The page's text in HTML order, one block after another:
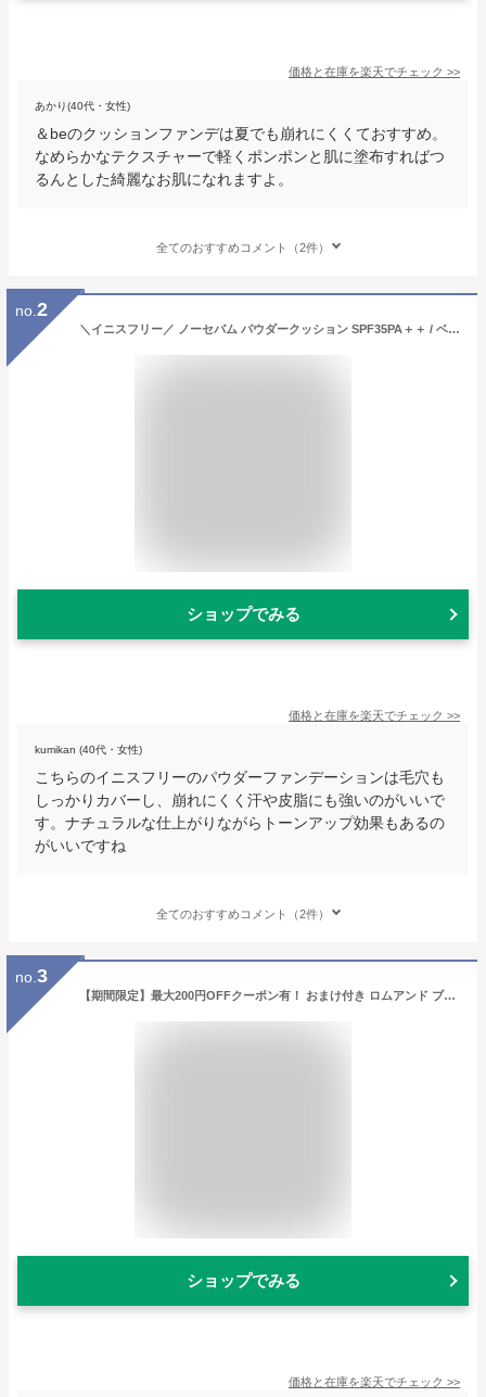
価格と在庫を楽天でチェック >>
あかり(40代・女性)
＆beのクッションファンデは夏でも崩れにくくておすすめ。
なめらかなテクスチャーで軽くポンポンと肌に塗布すればつ
るんとした綺麗なお肌になれますよ。
全てのおすすめコメント（2件）
no. 2
＼イニスフリー／ ノーセバム パウダークッション SPF35PA＋＋ / ベースメイク / 毛穴 / サマークッション / セバム / 韓国コスメ / INNISFREE / No Sebum Powder Cushion
ショップでみる
価格と在庫を楽天でチェック >>
kumikan (40代・女性)
こちらのイニスフリーのパウダーファンデーションは毛穴も
しっかりカバーし、崩れにくく汗や皮脂にも強いのがいいで
す。ナチュラルな仕上がりながらトーンアップ効果もあるの
がいいですね
全てのおすすめコメント（2件）
no. 3
【期間限定】最大200円OFFクーポン有！ おまけ付き ロムアンド ブルームインカバーフィットクッション SPF40PA++ rom&nd 密着ファンデ クッションファンデ 韓国 カバー力 ベースメイク メイクアップ 赤み つや セミマット 韓国コスメ ファンデ ゆうパケット 送料無料
ショップでみる
価格と在庫を楽天でチェック >>